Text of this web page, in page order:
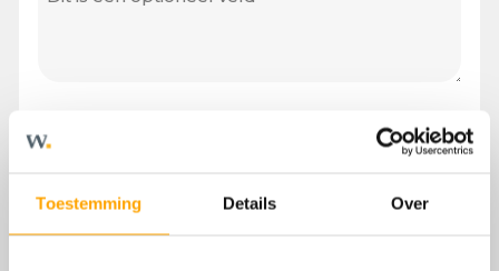
Toestemming Details Over